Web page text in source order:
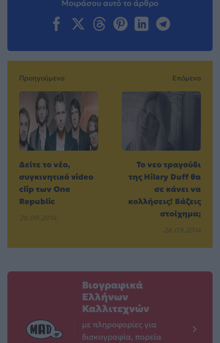
Μοιράσου αυτό το άρθρο
Προηγούμενο
Δείτε το νέο,
συγκινητικό video
clip των One
Republic
26.09.2014
Επόμενο
Το νεο τραγούδι
της Hilary Duff θα
σε κάνει να
κολλήσεις! Βάζεις
στοίχημα;
26.09.2014
Βιογραφικά
Ελλήνων
Καλλιτεχνών
με πληροφορίες για
δισκογραφία, πορεία